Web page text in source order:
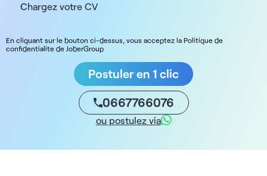
Chargez votre CV
En cliquant sur le bouton ci-dessus, vous acceptez la Politique de
confidentialite de JoberGroup
Postuler en 1 clic
0667766076
ou postulez via